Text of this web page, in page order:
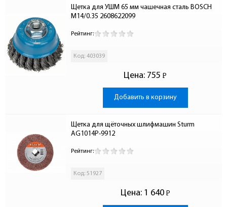
Щетка для УШМ 65 мм чашечная сталь BOSCH
М14/0.35 2608622099
Рейтинг:
Код: 403039
Цена: 755 Р
-
Добавить в корзину
Щетка для щёточных шлифмашин Sturm
AG1014P-9912
Рейтинг:
Код: 51927
Цена: 1 640 Р
-